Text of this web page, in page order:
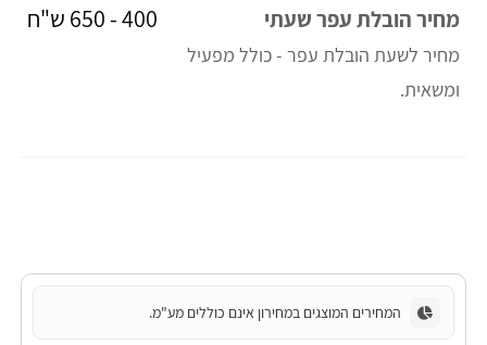
מחיר הובלת עפר שעתי
מחיר לשעת הובלת עפר - כולל מפעיל
ומשאית.
400 - 650 ש"ח
המחירים המוצגים במחירון אינם כוללים מע"מ.